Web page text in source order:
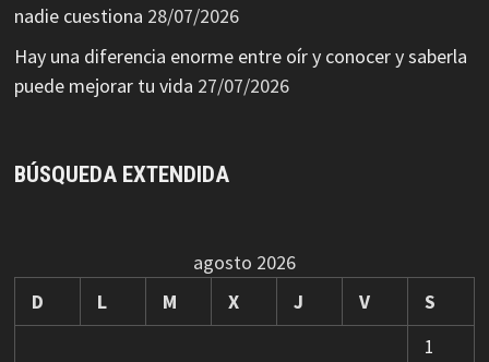
nadie cuestiona 28/07/2026
Hay una diferencia enorme entre oír y conocer y saberla
puede mejorar tu vida 27/07/2026
BÚSQUEDA EXTENDIDA
agosto 2026
D
L M X J V
S
1